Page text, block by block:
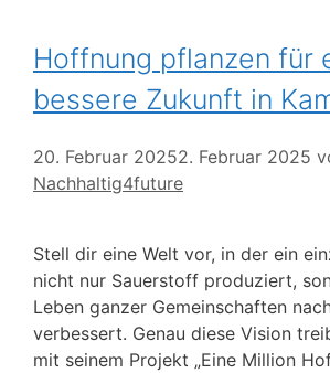
Hoffnung pflanzen für
bessere Zukunft in
20. Februar 20252. Februar 2025
Nachhaltig4future
Stell dir eine Welt vor, in der ein
nicht nur Sauerstoff produziert,
Leben ganzer Gemeinschaften
verbessert. Genau diese Vision
mit seinem Projekt „Eine Million